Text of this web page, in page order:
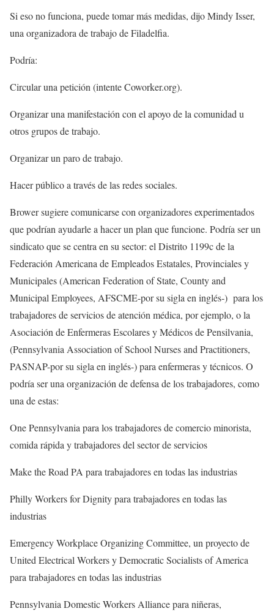
Si eso no funciona, puede tomar más medidas, dijo Mindy Isser,
una organizadora de trabajo de Filadelfia.
Podría:
Circular una petición (intente Coworker.org).
Organizar una manifestación con el apoyo de la comunidad u
otros grupos de trabajo.
Organizar un paro de trabajo.
Hacer público a través de las redes sociales.
Brower sugiere comunicarse con organizadores experimentados
que podrían ayudarle a hacer un plan que funcione. Podría ser un
sindicato que se centra en su sector: el Distrito 1199c de la
Federación Americana de Empleados Estatales, Provinciales y
Municipales (American Federation of State, County and
Municipal Employees, AFSCME-por su sigla en inglés-) para los
trabajadores de servicios de atención médica, por ejemplo, o la
Asociación de Enfermeras Escolares y Médicos de Pensilvania,
(Pennsylvania Association of School Nurses and Practitioners,
PASNAP-por su sigla en inglés-) para enfermeras y técnicos. O
podría ser una organización de defensa de los trabajadores, como
una de estas:
One Pennsylvania para los trabajadores de comercio minorista,
comida rápida y trabajadores del sector de servicios
Make the Road PA para trabajadores en todas las industrias
Philly Workers for Dignity para trabajadores en todas las
industrias
Emergency Workplace Organizing Committee, un proyecto de
United Electrical Workers y Democratic Socialists of America
para trabajadores en todas las industrias
Pennsylvania Domestic Workers Alliance para niñeras,